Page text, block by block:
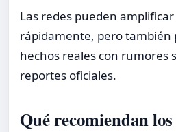
Las redes pueden
rápidamente, pero también
hechos reales con rumores
reportes oficiales.
Qué recomiendan